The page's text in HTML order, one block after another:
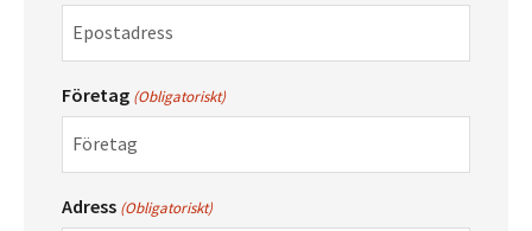
Företag (Obligatoriskt)
Adress (Obligatoriskt)